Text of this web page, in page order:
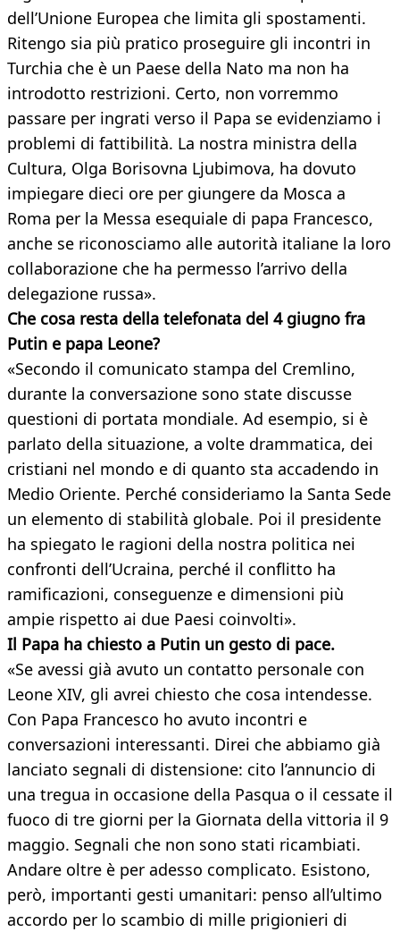
dell’Unione Europea che limita gli spostamenti.
Ritengo sia più pratico proseguire gli incontri in
Turchia che è un Paese della Nato ma non ha
introdotto restrizioni. Certo, non vorremmo
passare per ingrati verso il Papa se evidenziamo i
problemi di fattibilità. La nostra ministra della
Cultura, Olga Borisovna Ljubimova, ha dovuto
impiegare dieci ore per giungere da Mosca a
Roma per la Messa esequiale di papa Francesco,
anche se riconosciamo alle autorità italiane la loro
collaborazione che ha permesso l’arrivo della
delegazione russa».
Che cosa resta della telefonata del 4 giugno fra
Putin e papa Leone?
«Secondo il comunicato stampa del Cremlino,
durante la conversazione sono state discusse
questioni di portata mondiale. Ad esempio, si è
parlato della situazione, a volte drammatica, dei
cristiani nel mondo e di quanto sta accadendo in
Medio Oriente. Perché consideriamo la Santa Sede
un elemento di stabilità globale. Poi il presidente
ha spiegato le ragioni della nostra politica nei
confronti dell’Ucraina, perché il conflitto ha
ramificazioni, conseguenze e dimensioni più
ampie rispetto ai due Paesi coinvolti».
Il Papa ha chiesto a Putin un gesto di pace.
«Se avessi già avuto un contatto personale con
Leone XIV, gli avrei chiesto che cosa intendesse.
Con Papa Francesco ho avuto incontri e
conversazioni interessanti. Direi che abbiamo già
lanciato segnali di distensione: cito l’annuncio di
una tregua in occasione della Pasqua o il cessate il
fuoco di tre giorni per la Giornata della vittoria il 9
maggio. Segnali che non sono stati ricambiati.
Andare oltre è per adesso complicato. Esistono,
però, importanti gesti umanitari: penso all’ultimo
accordo per lo scambio di mille prigionieri di